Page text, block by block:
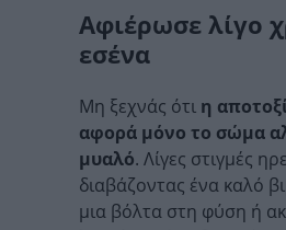
Αφιέρωσε λίγο
εσένα
Μη ξεχνάς ότι η
αφορά μόνο το σώμα
μυαλό. Λίγες στιγμές
διαβάζοντας ένα καλό
μια βόλτα στη φύση ή